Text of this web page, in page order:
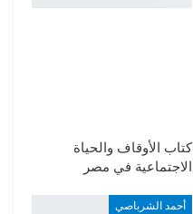
كتاب الأوقاف والحياة
الاجتماعية في مصر
أحمد الشرباصي